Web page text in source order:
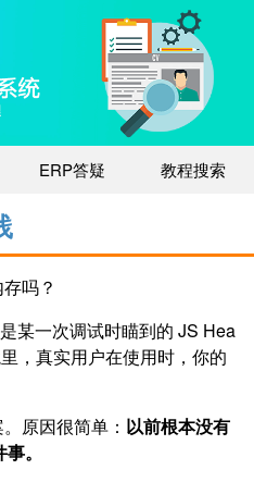
ERP答疑 教程搜索
吗？
某一次调试时瞄到的 JS Hea
，真实用户在使用时，你的
原因很简单： 以前根本没有
。